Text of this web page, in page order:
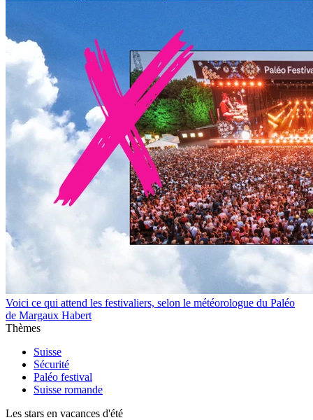
Voici ce qui attend les festivaliers, selon le météorologue du Paléo
de Margaux Habert
Thèmes
Suisse
Sécurité
Paléo festival
Suisse romande
Les stars en vacances d'été